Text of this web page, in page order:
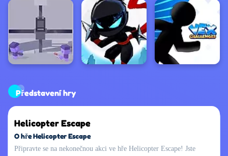
Představení hry
Helicopter Escape
O hře Helicopter Escape
Připravte se na nekonečnou akci ve hře Helicopter Escape! Jste